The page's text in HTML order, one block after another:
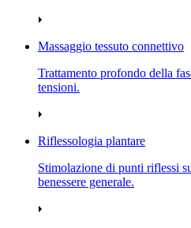
Massaggio tessuto connettivo
Trattamento profondo della
tensioni.
Riflessologia plantare
Stimolazione di punti riflessi
benessere generale.